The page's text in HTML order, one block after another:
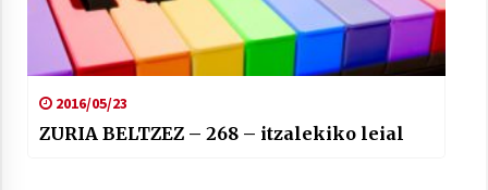
2016/05/23
ZURIA BELTZEZ – 268 – itzalekiko leial